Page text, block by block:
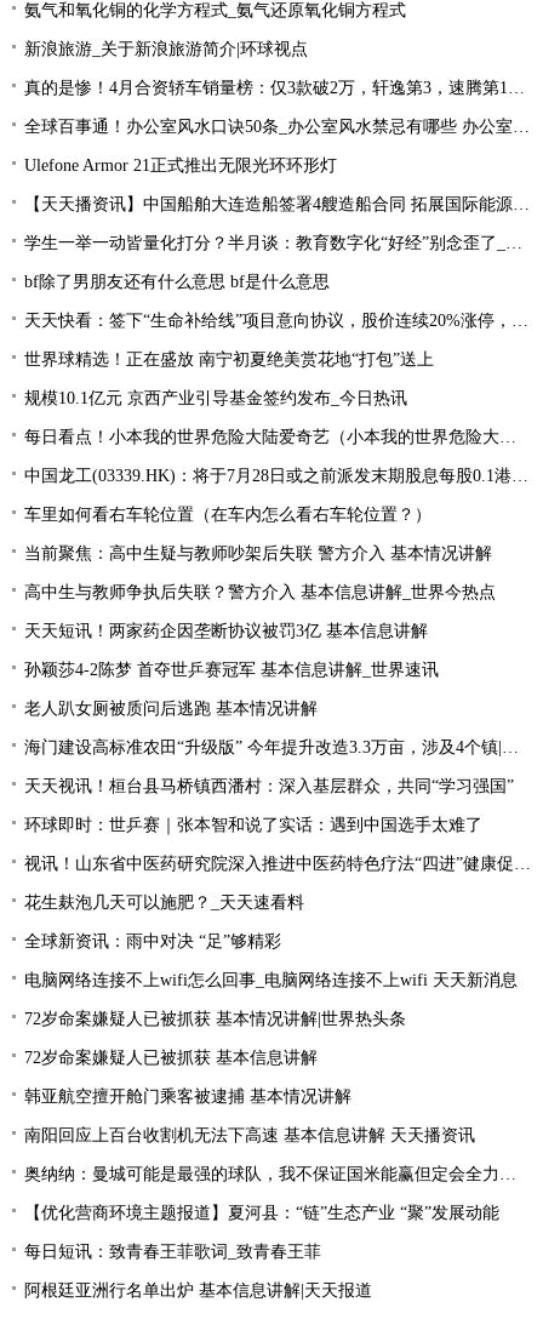
氨气和氧化铜的化学方程式_氨气还原氧化铜方程式
新浪旅游_关于新浪旅游简介|环球视点
真的是惨！4月合资轿车销量榜：仅3款破2万，轩逸第3，速腾第16！
全球百事通！办公室风水口诀50条_办公室风水禁忌有哪些 办公室风水禁忌大全
Ulefone Armor 21正式推出无限光环环形灯
【天天播资讯】中国船舶大连造船签署4艘造船合同 拓展国际能源运输领域合作
学生一举一动皆量化打分？半月谈：教育数字化“好经”别念歪了_环球今亮点
bf除了男朋友还有什么意思 bf是什么意思
天天快看：签下“生命补给线”项目意向协议，股价连续20%涨停，这家公司获机构扎堆关注
世界球精选！正在盛放 南宁初夏绝美赏花地“打包”送上
规模10.1亿元 京西产业引导基金签约发布_今日热讯
每日看点！小本我的世界危险大陆爱奇艺（小本我的世界危险大陆）
中国龙工(03339.HK)：将于7月28日或之前派发末期股息每股0.1港元-世界微资讯
车里如何看右车轮位置（在车内怎么看右车轮位置？）
当前聚焦：高中生疑与教师吵架后失联 警方介入 基本情况讲解
高中生与教师争执后失联？警方介入 基本信息讲解_世界今热点
天天短讯！两家药企因垄断协议被罚3亿 基本信息讲解
孙颖莎4-2陈梦 首夺世乒赛冠军 基本信息讲解_世界速讯
老人趴女厕被质问后逃跑 基本情况讲解
海门建设高标准农田“升级版” 今年提升改造3.3万亩，涉及4个镇|每日速读
天天视讯！桓台县马桥镇西潘村：深入基层群众，共同“学习强国”
环球即时：世乒赛｜张本智和说了实话：遇到中国选手太难了
视讯！山东省中医药研究院深入推进中医药特色疗法“四进”健康促进行动
花生麸泡几天可以施肥？_天天速看料
全球新资讯：雨中对决 “足”够精彩
电脑网络连接不上wifi怎么回事_电脑网络连接不上wifi 天天新消息
72岁命案嫌疑人已被抓获 基本情况讲解|世界热头条
72岁命案嫌疑人已被抓获 基本信息讲解
韩亚航空擅开舱门乘客被逮捕 基本情况讲解
南阳回应上百台收割机无法下高速 基本信息讲解 天天播资讯
奥纳纳：曼城可能是最强的球队，我不保证国米能赢但定会全力以赴|环球最新
【优化营商环境主题报道】夏河县：“链”生态产业 “聚”发展动能
每日短讯：致青春王菲歌词_致青春王菲
阿根廷亚洲行名单出炉 基本信息讲解|天天报道